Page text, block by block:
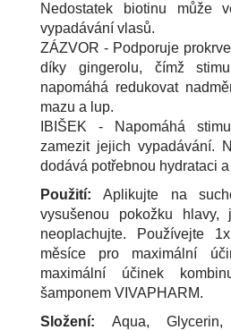
Nedostatek biotinu může
vypadávání vlasů.
ZÁZVOR - Podporuje
díky gingerolu, čímž
napomáhá redukovat
mazu a lup.
IBIŠEK - Napomáhá
zamezit jejich vypadávání.
dodává potřebnou hydrataci
Použití: Aplikujte na
vysušenou pokožku hlavy,
neoplachujte. Používejte
měsíce pro maximální
maximální účinek
šamponem VIVAPHARM.
Složení: Aqua, Glycerin,